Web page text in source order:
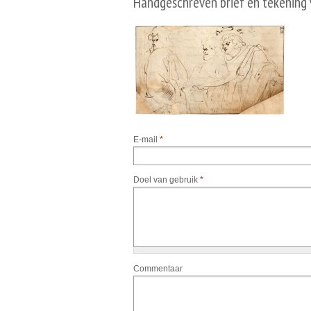
E-mail *
Doel van gebruik *
Commentaar